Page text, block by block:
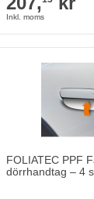
FOLIATEC PPF
dörrhandtag – 4